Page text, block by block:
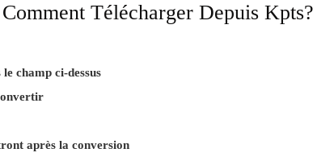
Comment Télécharger Depuis Kpts?
champ ci-dessus
après la conversion